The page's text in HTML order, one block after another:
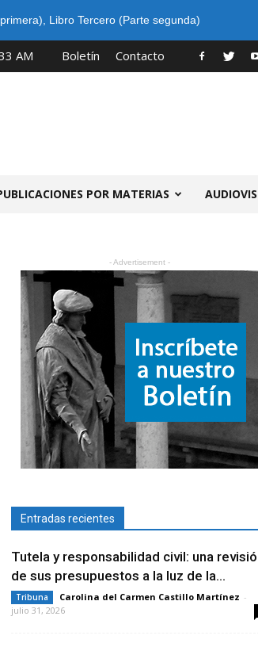
Libro Tercero (Parte segunda)
AM Boletín Contacto
POR MATERIAS
- Advertisement -
Entradas recientes
Tutela y responsabilidad civil: una
de sus presupuestos a la luz de la...
Tribuna Carolina del Carmen Castillo Martínez -
julio 31, 2026